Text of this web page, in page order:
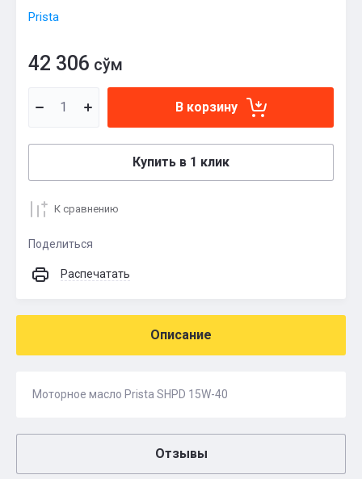
Prista
42 306 сўм
В корзину
Купить в 1 клик
К сравнению
Поделиться
Распечатать
Описание
Моторное масло Prista SHPD 15W-40
Отзывы